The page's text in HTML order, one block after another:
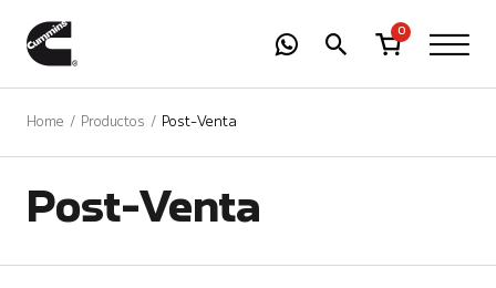
0
Home Productos Post-Venta
Post-Venta